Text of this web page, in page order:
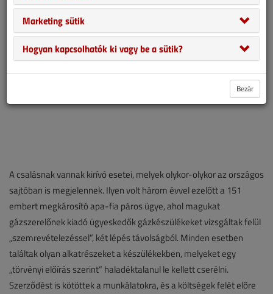
A csalásnak vannak kirívó esetei, melyek olykor-olykor az országos
sajtóban is megjelennek. Ilyen volt három évvel ezelőtt a 151
embert megkárosító apa-fia páros ügye, ahol magukat
gázszerelőnek kiadó ügyeskedők gázkészülékeket vizsgáltak felül
„szemrevételezéssel”, két lépés távolságból. Minden esetben
találtak olyan alkatrészeket a készülékekben, melyeket egy
„törvényi előírás szerint” haladéktalanul le kellett cserélni.
Szerződést is kötöttek a munkálatokra, és a költségek felét előre
Marketing sütik
Hogyan kapcsolhatók ki vagy be a sütik?
Bezár